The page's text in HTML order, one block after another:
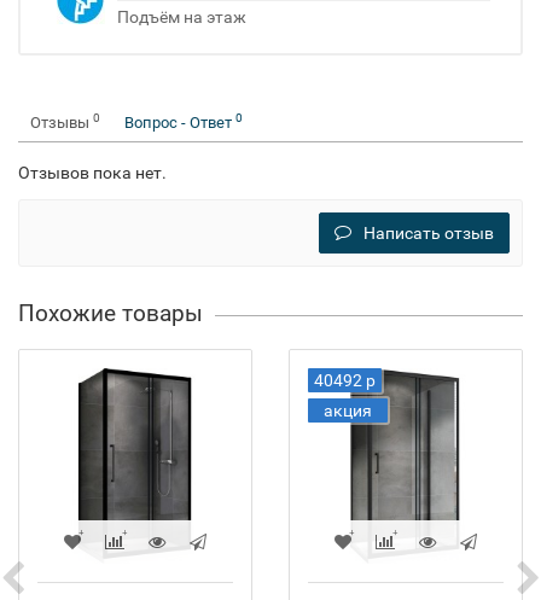
Подъём на этаж
Отзывы 0 Вопрос - Ответ 0
Отзывов пока нет.
Написать отзыв
Похожие товары
40492 р
акция